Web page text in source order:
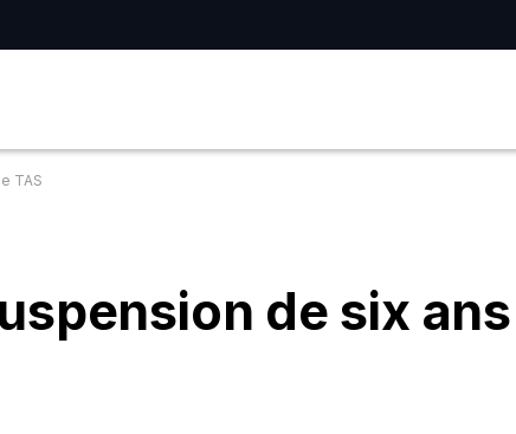
TAS
de six ans